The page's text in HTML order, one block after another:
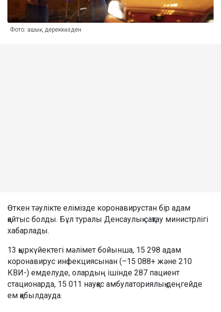
Фото: ашық дереккөзден
Өткен тәулікте елімізде коронавирустан бір адам
қайтыс болды. Бұл туралы Денсаулық сақтау министрлігі
хабарлады.
13 қыркүйектегі мәлімет бойынша, 15 298 адам
коронавирус инфекциясынан (–15 088+ және 210
КВИ-) емделуде, олардың ішінде 287 пациент
стационарда, 15 011 науқас амбулаториялық деңгейде
ем қабылдауда.